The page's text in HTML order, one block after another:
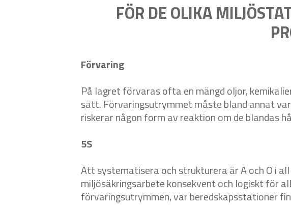
FÖR DE OLIKA
Förvaring
På lagret förvaras ofta en mängd oljor,
sätt. Förvaringsutrymmet måste bland annat
riskerar någon form av reaktion om de blandas
5S
Att systematisera och strukturera är A och O i
miljösäkringsarbete konsekvent och logiskt för
förvaringsutrymmen, var beredskapsstationer